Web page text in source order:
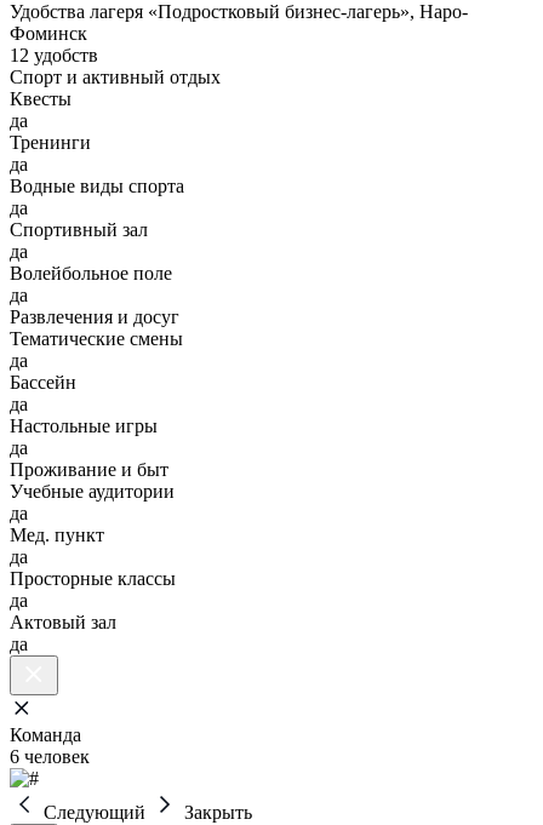
Удобства лагеря «Подростковый бизнес-лагерь», Наро-
Фоминск
12 удобств
Спорт и активный отдых
Квесты
да
Тренинги
да
Водные виды спорта
да
Спортивный зал
да
Волейбольное поле
да
Развлечения и досуг
Тематические смены
да
Бассейн
да
Настольные игры
да
Проживание и быт
Учебные аудитории
да
Мед. пункт
да
Просторные классы
да
Актовый зал
да
Команда
6 человек
Следующий Закрыть